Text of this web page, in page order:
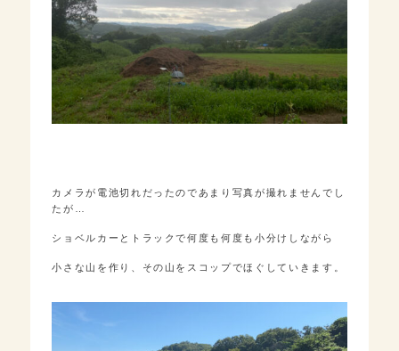
カメラが電池切れだったのであまり写真が撮れませんでし
たが…
ショベルカーとトラックで何度も何度も小分けしながら
小さな山を作り、その山をスコップでほぐしていきます。